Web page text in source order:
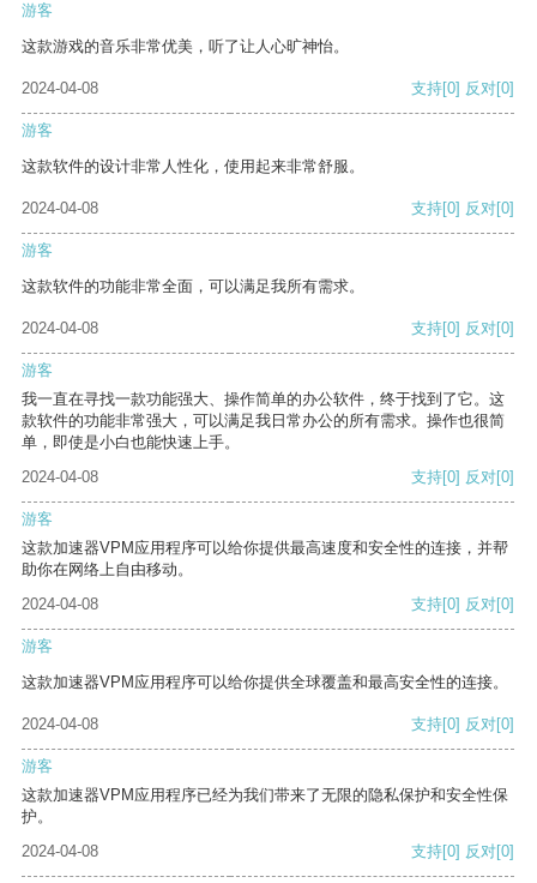
游客
这款游戏的音乐非常优美，听了让人心旷神怡。
2024-04-08 支持[0] 反对[0]
游客
这款软件的设计非常人性化，使用起来非常舒服。
2024-04-08 支持[0] 反对[0]
游客
这款软件的功能非常全面，可以满足我所有需求。
2024-04-08 支持[0] 反对[0]
游客
我一直在寻找一款功能强大、操作简单的办公软件，终于找到了它。这
款软件的功能非常强大，可以满足我日常办公的所有需求。操作也很简
单，即使是小白也能快速上手。
2024-04-08
支持[0] 反对[0]
游客
这款加速器VPM应用程序可以给你提供最高速度和安全性的连接，并帮
助你在网络上自由移动。
2024-04-08
支持[0] 反对[0]
游客
这款加速器VPM应用程序可以给你提供全球覆盖和最高安全性的连接。
2024-04-08 支持[0] 反对[0]
游客
这款加速器VPM应用程序已经为我们带来了无限的隐私保护和安全性保
护。
2024-04-08
支持[0] 反对[0]